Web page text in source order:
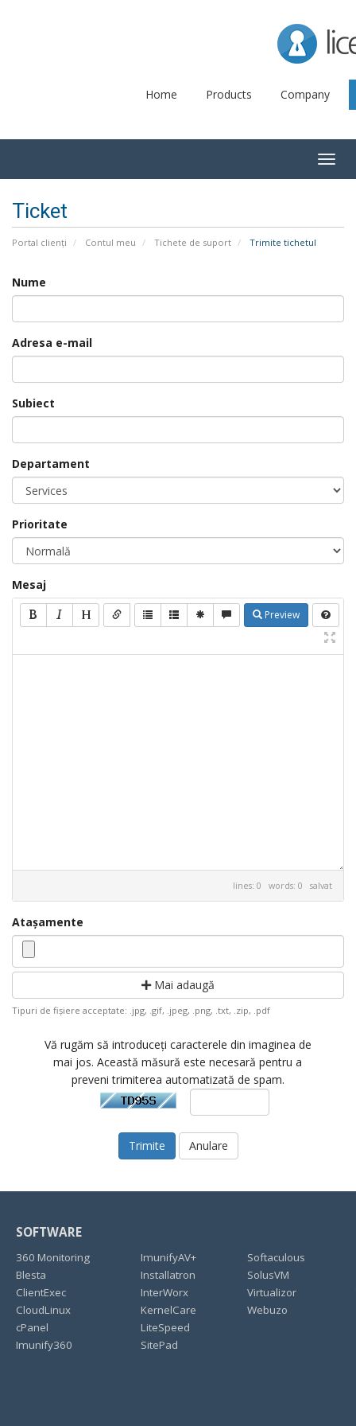
Home Products Company
Ticket
Portal clienți Contul meu Tichete de suport Trimite tichetul
Nume
Adresa e-mail
Subiect
Departament
Prioritate
Mesaj
Preview
lines: 0 words: 0 salvat
Atașamente
Mai adaugă
Tipuri de fișiere acceptate: .jpg, .gif, .jpeg, .png, .txt, .zip, .pdf
Vă rugăm să introduceți caracterele din imaginea de
mai jos. Această măsură este necesară pentru a
preveni trimiterea automatizată de spam.
Anulare
SOFTWARE
360 Monitoring
Blesta
ClientExec
CloudLinux
cPanel
Imunify360
ImunifyAV+
Installatron
InterWorx
KernelCare
LiteSpeed
SitePad
Softaculous
SolusVM
Virtualizor
Webuzo